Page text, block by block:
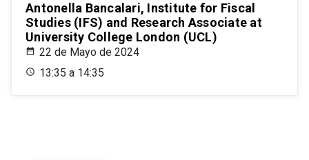
Antonella Bancalari, Institute for Fiscal
Studies (IFS) and Research Associate at
University College London (UCL)
22 de Mayo de 2024
13:35 a 14:35